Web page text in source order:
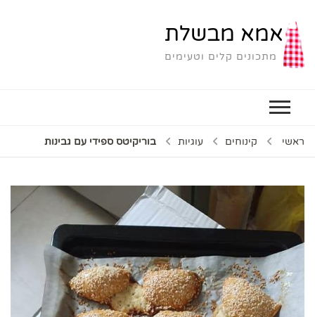
אמא מבשלת
מתכונים קלים וטעימים
ראשי קינוחים עוגיות בוריקיטס ספידי עם גבינות